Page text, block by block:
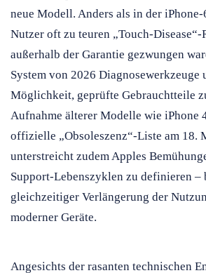
neue Modell. Anders als in der
Nutzer oft zu teuren „Touch-Disease“-
außerhalb der Garantie gezwungen
System von 2026 Diagnosewerkzeuge
Möglichkeit, geprüfte Gebrauchtteile
Aufnahme älterer Modelle wie iPhone
offizielle „Obsoleszenz“-Liste am 18.
unterstreicht zudem Apples
Support-Lebenszyklen zu definieren –
gleichzeitiger Verlängerung der
moderner Geräte.
Angesichts der rasanten technischen